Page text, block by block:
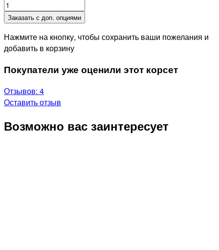
Заказать с доп. опциями
Нажмите на кнопку, чтобы сохранить ваши пожелания и
добавить в корзину
Покупатели уже оценили этот корсет
Отзывов: 4
Оставить отзыв
Возможно вас заинтересует